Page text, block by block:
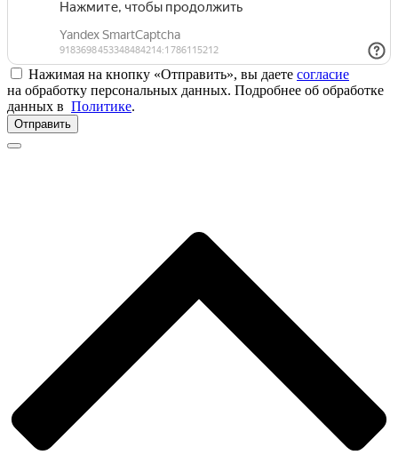
Нажимая на кнопку «Отправить», вы даете согласие
на обработку персональных данных. Подробнее об обработке
данных в Политике.
Отправить